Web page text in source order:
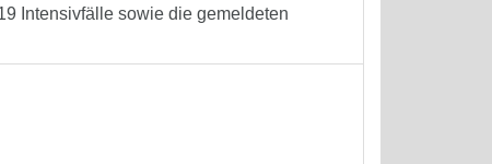
Intensivfälle sowie die gemeldeten